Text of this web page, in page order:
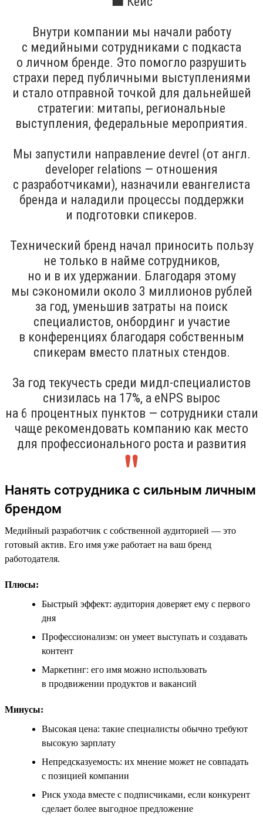
Внутри компании мы начали работу
с медийными сотрудниками с подкаста
о личном бренде. Это помогло разрушить
страхи перед публичными выступлениями
и стало отправной точкой для дальнейшей
стратегии: митапы, региональные
выступления, федеральные мероприятия.
Мы запустили направление devrel (от англ.
developer relations — отношения
с разработчиками), назначили евангелиста
бренда и наладили процессы поддержки
и подготовки спикеров.
Технический бренд начал приносить пользу
не только в найме сотрудников,
но и в их удержании. Благодаря этому
мы сэкономили около 3 миллионов рублей
за год, уменьшив затраты на поиск
специалистов, онбординг и участие
в конференциях благодаря собственным
спикерам вместо платных стендов.
За год текучесть среди мидл-специалистов
снизилась на 17%, а eNPS вырос
на 6 процентных пунктов — сотрудники стали
чаще рекомендовать компанию как место
для профессионального роста и развития
Нанять сотрудника с сильным личным
брендом
Медийный разработчик с собственной аудиторией — это
готовый актив. Его имя уже работает на ваш бренд
работодателя.
Плюсы:
Быстрый эффект: аудитория доверяет ему с первого
дня
Профессионализм: он умеет выступать и создавать
контент
Маркетинг: его имя можно использовать
в продвижении продуктов и вакансий
Минусы:
Высокая цена: такие специалисты обычно требуют
высокую зарплату
Непредсказуемость: их мнение может не совпадать
с позицией компании
Риск ухода вместе с подписчиками, если конкурент
сделает более выгодное предложение